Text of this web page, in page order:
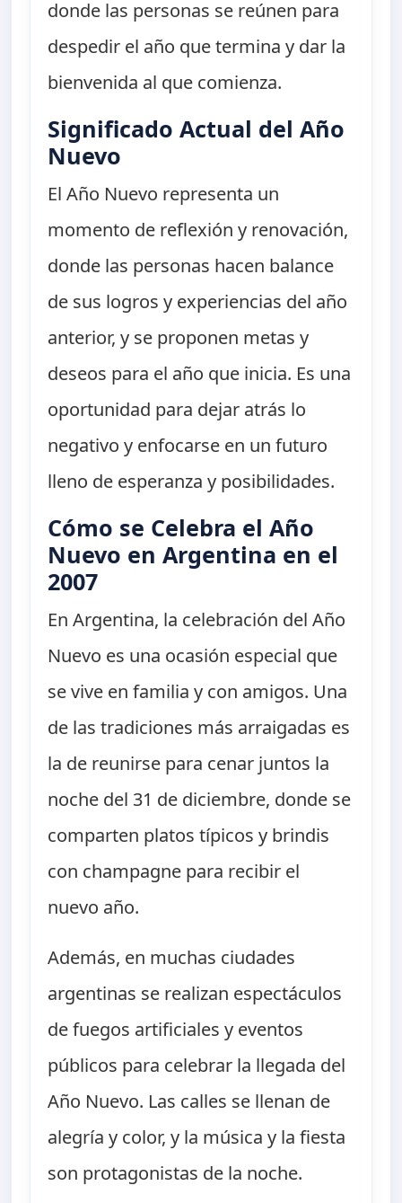
donde las personas se reúnen para
despedir el año que termina y dar la
bienvenida al que comienza.
Significado Actual del Año
Nuevo
El Año Nuevo representa un
momento de reflexión y renovación,
donde las personas hacen balance
de sus logros y experiencias del año
anterior, y se proponen metas y
deseos para el año que inicia. Es una
oportunidad para dejar atrás lo
negativo y enfocarse en un futuro
lleno de esperanza y posibilidades.
Cómo se Celebra el Año
Nuevo en Argentina en el
2007
En Argentina, la celebración del Año
Nuevo es una ocasión especial que
se vive en familia y con amigos. Una
de las tradiciones más arraigadas es
la de reunirse para cenar juntos la
noche del 31 de diciembre, donde se
comparten platos típicos y brindis
con champagne para recibir el
nuevo año.
Además, en muchas ciudades
argentinas se realizan espectáculos
de fuegos artificiales y eventos
públicos para celebrar la llegada del
Año Nuevo. Las calles se llenan de
alegría y color, y la música y la fiesta
son protagonistas de la noche.